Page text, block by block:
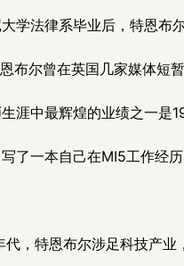
学法律系毕业后，特恩布
尔曾在英国几家媒体短暂
涯中最辉煌的业绩之一是
了一本自己在MI5工作经
代，特恩布尔涉足科技产业